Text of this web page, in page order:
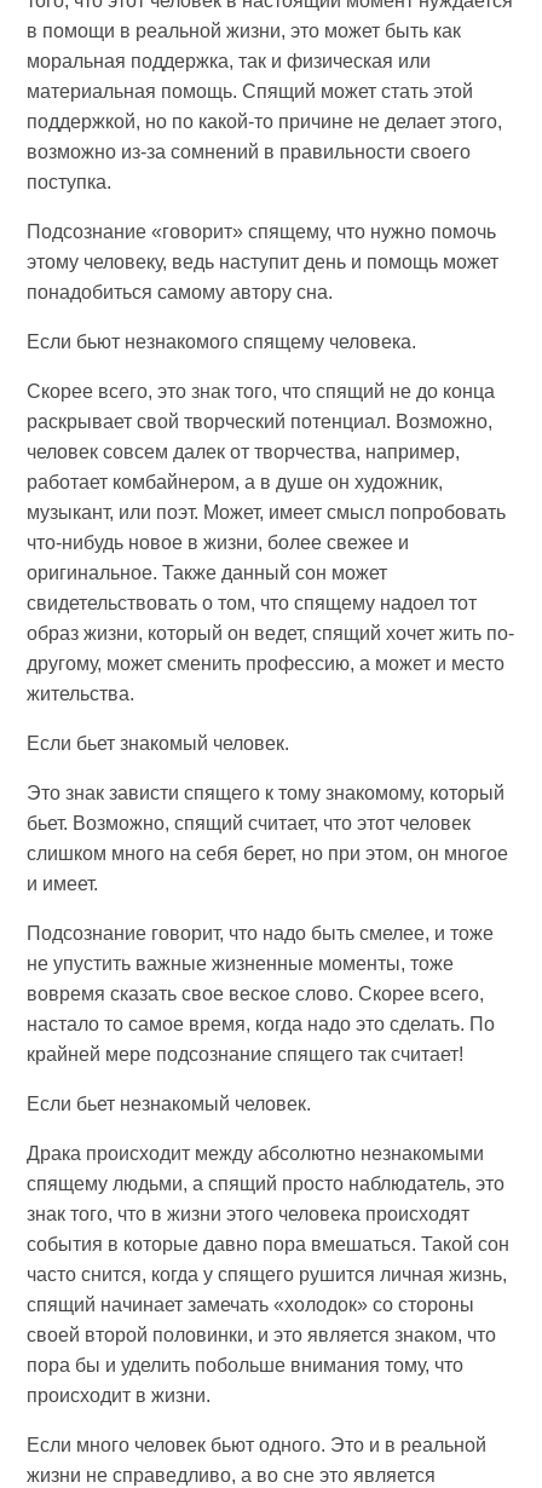
в помощи в реальной жизни, это может быть как
моральная поддержка, так и физическая или
материальная помощь. Спящий может стать этой
поддержкой, но по какой-то причине не делает этого,
возможно из-за сомнений в правильности своего
поступка.
Подсознание «говорит» спящему, что нужно помочь
этому человеку, ведь наступит день и помощь может
понадобиться самому автору сна.
Если бьют незнакомого спящему человека.
Скорее всего, это знак того, что спящий не до конца
раскрывает свой творческий потенциал. Возможно,
человек совсем далек от творчества, например,
работает комбайнером, а в душе он художник,
музыкант, или поэт. Может, имеет смысл попробовать
что-нибудь новое в жизни, более свежее и
оригинальное. Также данный сон может
свидетельствовать о том, что спящему надоел тот
образ жизни, который он ведет, спящий хочет жить по-
другому, может сменить профессию, а может и место
жительства.
Если бьет знакомый человек.
Это знак зависти спящего к тому знакомому, который
бьет. Возможно, спящий считает, что этот человек
слишком много на себя берет, но при этом, он многое
и имеет.
Подсознание говорит, что надо быть смелее, и тоже
не упустить важные жизненные моменты, тоже
вовремя сказать свое веское слово. Скорее всего,
настало то самое время, когда надо это сделать. По
крайней мере подсознание спящего так считает!
Если бьет незнакомый человек.
Драка происходит между абсолютно незнакомыми
спящему людьми, а спящий просто наблюдатель, это
знак того, что в жизни этого человека происходят
события в которые давно пора вмешаться. Такой сон
часто снится, когда у спящего рушится личная жизнь,
спящий начинает замечать «холодок» со стороны
своей второй половинки, и это является знаком, что
пора бы и уделить побольше внимания тому, что
происходит в жизни.
Если много человек бьют одного. Это и в реальной
жизни не справедливо, а во сне это является